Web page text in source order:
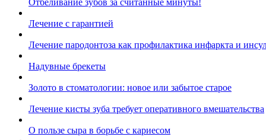
Лечение с гарантией
Лечение пародонтоза как профилактика инфаркта и
Надувные брекеты
Золото в стоматологии: новое или забытое старое
Лечение кисты зуба требует оперативного вмешательства
О пользе сыра в борьбе с кариесом